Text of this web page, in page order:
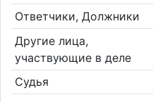
Ответчики, Должники
Другие лица,
участвующие в деле
Судья